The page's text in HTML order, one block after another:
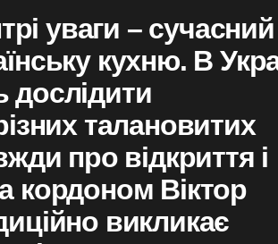
уваги – сучасний
кухню. В
дослідити
талановитих
про відкриття і
кордоном Віктор
викликає